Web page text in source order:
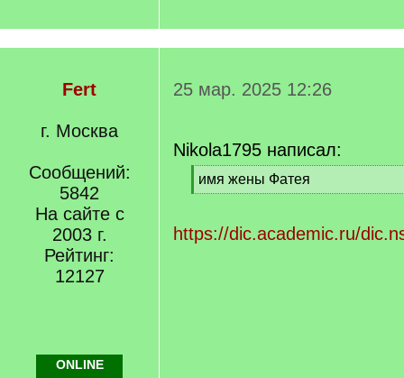
Fert
г. Москва
Сообщений:
5842
На сайте с
2003 г.
Рейтинг:
12127
25 мар. 2025 12:26
Nikola1795 написал:
[
q
имя жены Фатея
[
q
]
https://dic.academic.ru/
ONLINE